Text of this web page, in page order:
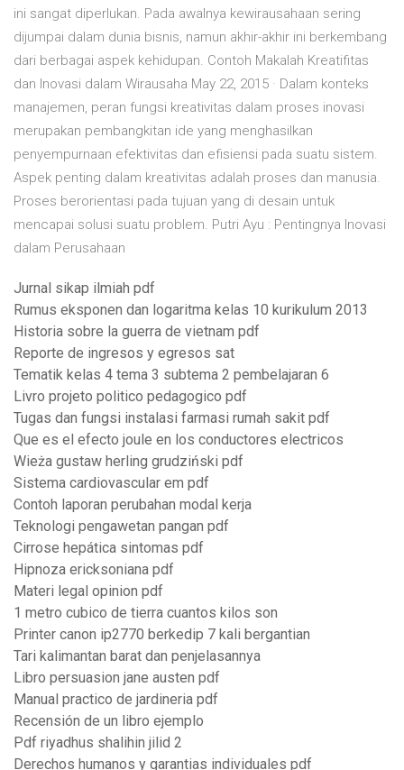
ini sangat diperlukan. Pada awalnya kewirausahaan sering
dijumpai dalam dunia bisnis, namun akhir-akhir ini berkembang
dari berbagai aspek kehidupan. Contoh Makalah Kreatifitas
dan Inovasi dalam Wirausaha May 22, 2015 · Dalam konteks
manajemen, peran fungsi kreativitas dalam proses inovasi
merupakan pembangkitan ide yang menghasilkan
penyempurnaan efektivitas dan efisiensi pada suatu sistem.
Aspek penting dalam kreativitas adalah proses dan manusia.
Proses berorientasi pada tujuan yang di desain untuk
mencapai solusi suatu problem. Putri Ayu : Pentingnya Inovasi
dalam Perusahaan
Jurnal sikap ilmiah pdf
Rumus eksponen dan logaritma kelas 10 kurikulum 2013
Historia sobre la guerra de vietnam pdf
Reporte de ingresos y egresos sat
Tematik kelas 4 tema 3 subtema 2 pembelajaran 6
Livro projeto politico pedagogico pdf
Tugas dan fungsi instalasi farmasi rumah sakit pdf
Que es el efecto joule en los conductores electricos
Wieża gustaw herling grudziński pdf
Sistema cardiovascular em pdf
Contoh laporan perubahan modal kerja
Teknologi pengawetan pangan pdf
Cirrose hepática sintomas pdf
Hipnoza ericksoniana pdf
Materi legal opinion pdf
1 metro cubico de tierra cuantos kilos son
Printer canon ip2770 berkedip 7 kali bergantian
Tari kalimantan barat dan penjelasannya
Libro persuasion jane austen pdf
Manual practico de jardineria pdf
Recensión de un libro ejemplo
Pdf riyadhus shalihin jilid 2
Derechos humanos y garantias individuales pdf